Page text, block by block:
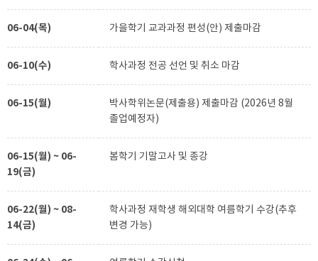
06-04(목) 가을학기 교과과정 편성(안) 제출마감
06-10(수) 학사과정 전공 선언 및 취소 마감
06-15(월)
박사학위논문(제출용) 제출마감 (2026년 8월
졸업예정자)
06-15(월) ~ 06-
19(금)
봄학기 기말고사 및 종강
06-22(월) ~ 08-
14(금)
학사과정 재학생 해외대학 여름학기 수강(추후
변경 가능)